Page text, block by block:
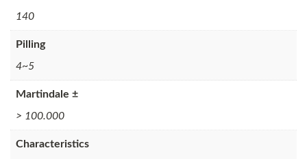
140
Pilling
4~5
Martindale ±
> 100.000
Characteristics